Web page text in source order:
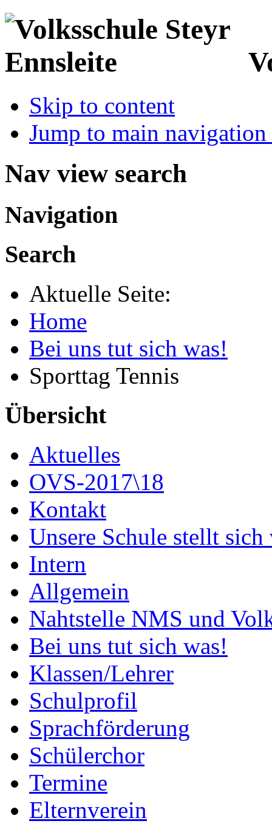
Skip to content
Jump to main
Nav view search
Navigation
Search
Aktuelle Seite:
Home
Bei uns tut sich was!
Sporttag Tennis
Übersicht
Aktuelles
OVS-2017\18
Kontakt
Unsere Schule stellt sich
Intern
Allgemein
Nahtstelle NMS und
Bei uns tut sich was!
Klassen/Lehrer
Schulprofil
Sprachförderung
Schülerchor
Termine
Elternverein